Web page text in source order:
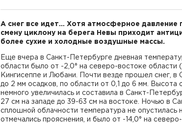
А снег все идет… Хотя атмосферное давление
смену циклону на берега Невы приходит
более сухие и холодные воздушные массы.
Еще вчера в Санкт-Петербурге дневная
области было от -2,0° на северо-востоке области
Кингисеппе и Любани. Почти везде прошел снег, в
до 2 мм осадков, по области от 0,1 до 6 мм. Высота
немного увеличилась и составила в Санкт-
27 см на западе до 39-63 см на востоке. Ночью в
сплошной облачности температура не опустилась
отмечались прояснения, и было от -14,0° на